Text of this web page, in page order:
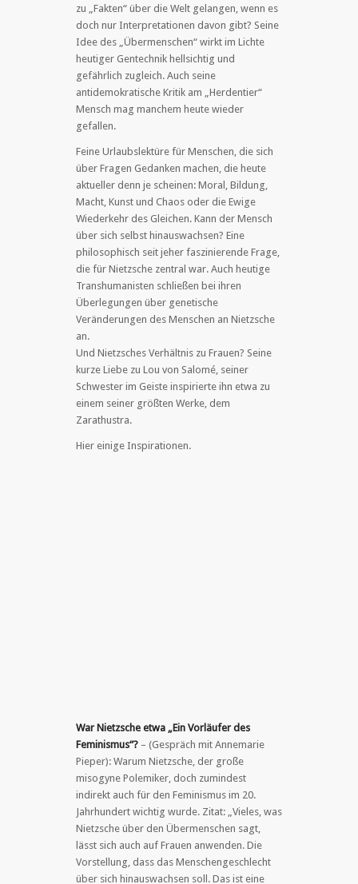
zu „Fakten“ über die Welt gelangen, wenn es
doch nur Interpretationen davon gibt? Seine
Idee des „Übermenschen“ wirkt im Lichte
heutiger Gentechnik hellsichtig und
gefährlich zugleich. Auch seine
antidemokratische Kritik am „Herdentier“
Mensch mag manchem heute wieder
gefallen.
Feine Urlaubslektüre für Menschen, die sich
über Fragen Gedanken machen, die heute
aktueller denn je scheinen: Moral, Bildung,
Macht, Kunst und Chaos oder die Ewige
Wiederkehr des Gleichen. Kann der Mensch
über sich selbst hinauswachsen? Eine
philosophisch seit jeher faszinierende Frage,
die für Nietzsche zentral war. Auch heutige
Transhumanisten schließen bei ihren
Überlegungen über genetische
Veränderungen des Menschen an Nietzsche
an.
Und Nietzsches Verhältnis zu Frauen? Seine
kurze Liebe zu Lou von Salomé, seiner
Schwester im Geiste inspirierte ihn etwa zu
einem seiner größten Werke, dem
Zarathustra.
Hier einige Inspirationen.
War Nietzsche etwa „Ein Vorläufer des
Feminismus“? – (Gespräch mit Annemarie
Pieper): Warum Nietzsche, der große
misogyne Polemiker, doch zumindest
indirekt auch für den Feminismus im 20.
Jahrhundert wichtig wurde. Zitat: „Vieles, was
Nietzsche über den Übermenschen sagt,
lässt sich auch auf Frauen anwenden. Die
Vorstellung, dass das Menschengeschlecht
über sich hinauswachsen soll. Das ist eine